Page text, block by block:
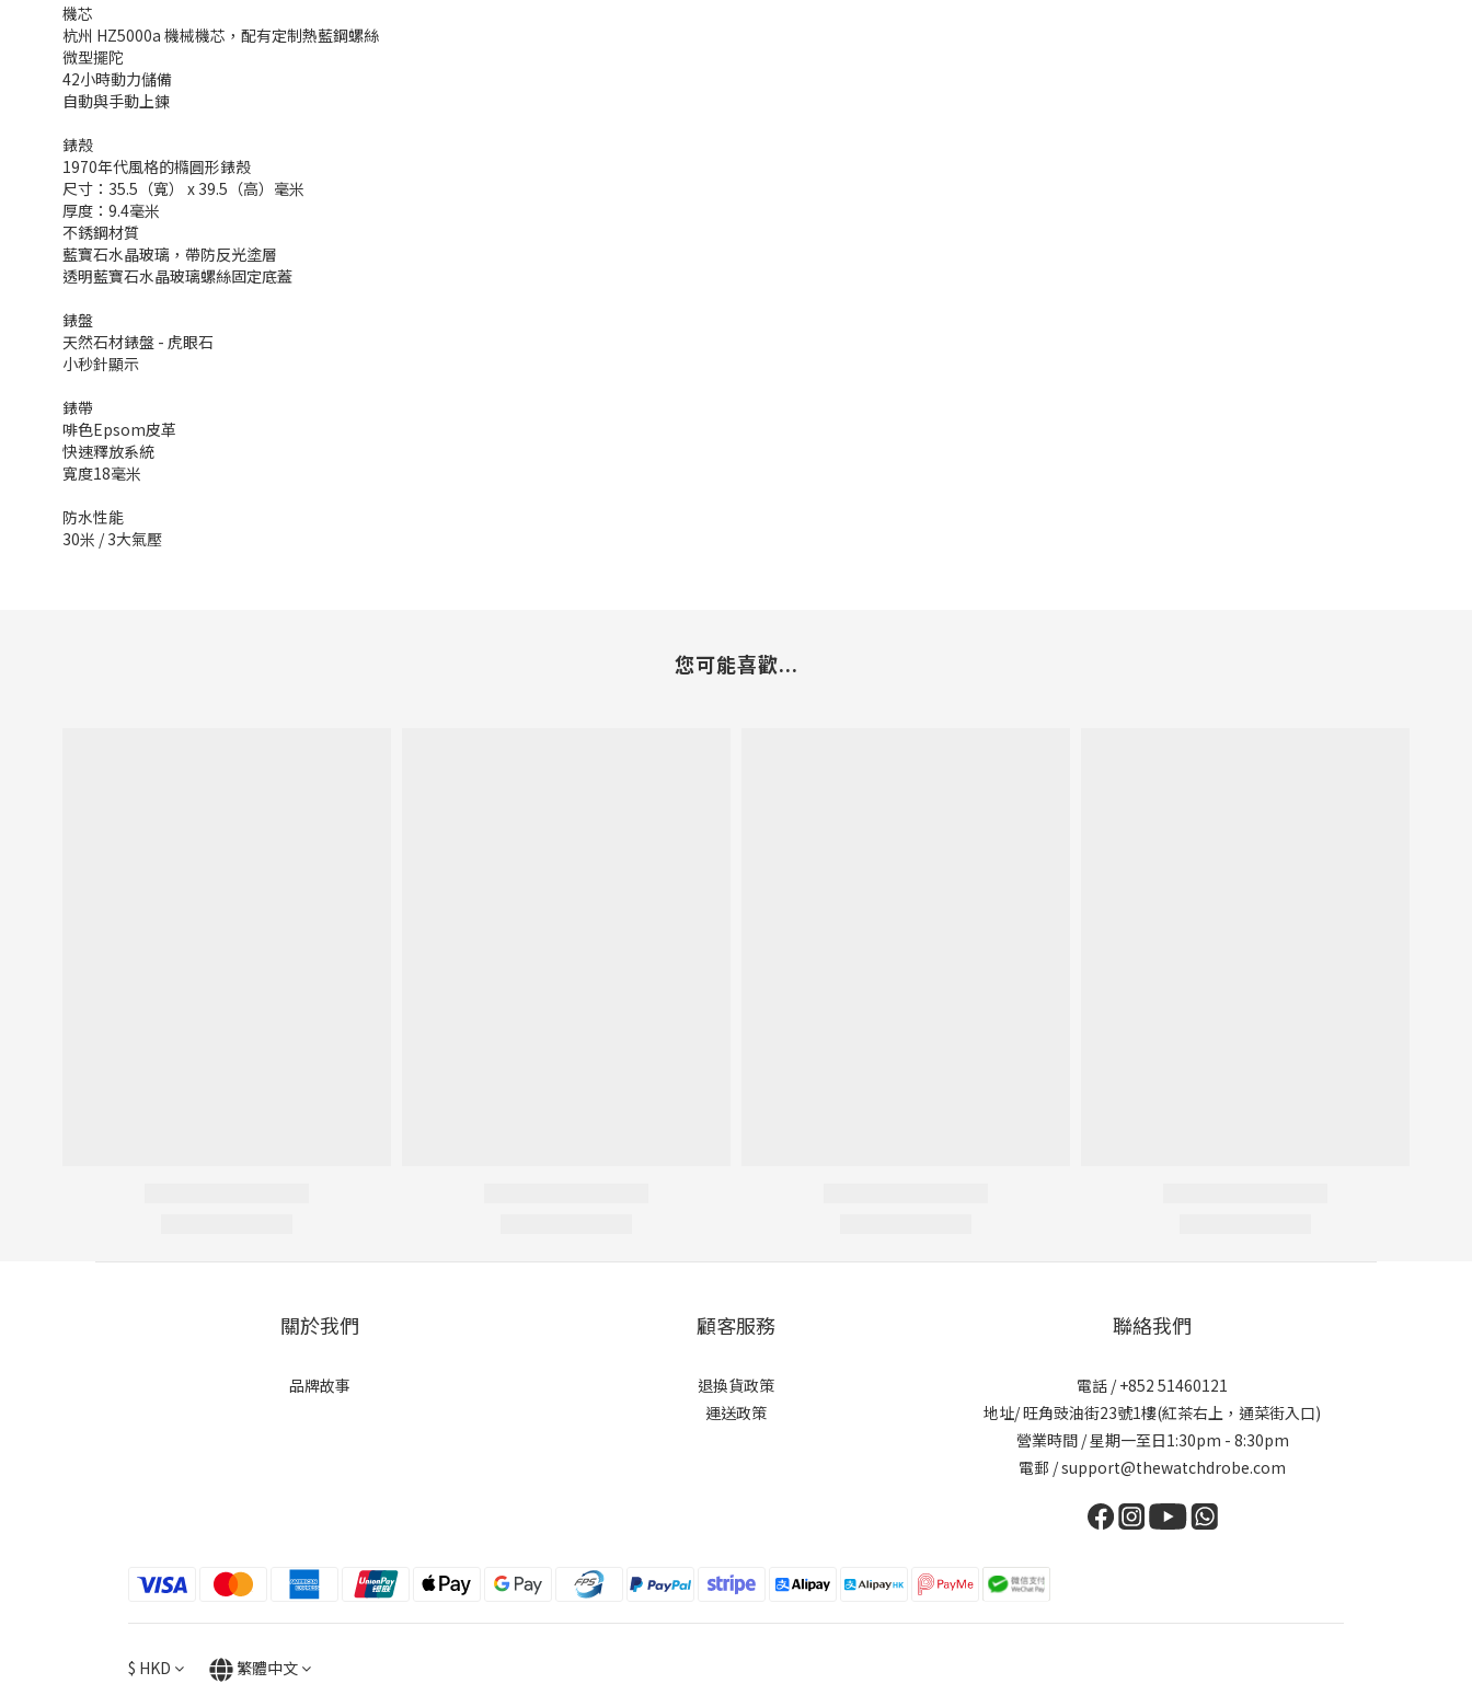
機芯
杭州 HZ5000a 機械機芯，配有定制熱藍鋼螺絲
微型擺陀
42小時動力儲備
自動與手動上鍊
錶殼
1970年代風格的橢圓形錶殼
尺寸：35.5（寬） x 39.5（高）毫米
厚度：9.4毫米
不銹鋼材質
藍寶石水晶玻璃，帶防反光塗層
透明藍寶石水晶玻璃螺絲固定底蓋
錶盤
天然石材錶盤 - 虎眼石
小秒針顯示
錶帶
啡色Epsom皮革
快速釋放系統
寬度18毫米
防水性能
30米 / 3大氣壓
您可能喜歡...
關於我們
品牌故事
顧客服務
退換貨政策
運送政策
聯絡我們
電話 / +852 51460121
地址/ 旺角豉油街23號1樓(紅茶右上，通菜街入口)
營業時間 / 星期一至日1:30pm - 8:30pm
電郵 / support@thewatchdrobe.com
$ HKD 繁體中文